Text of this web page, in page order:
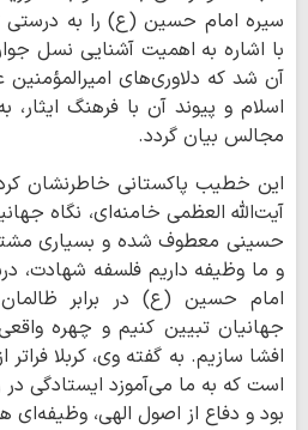
سیره امام حسین (ع) را به
با اشاره به اهمیت آشنایی نسل
آن شد که دلاوری‌های
اسلام و پیوند آن با فرهنگ
مجالس بیان گردد.
این خطیب پاکستانی خاطرنشان
آیت‌الله العظمی خامنه‌ای، نگاه
حسینی معطوف شده و بسیاری
و ما وظیفه داریم فلسفه شهادت،
امام حسین (ع) در برابر
جهانیان تبیین کنیم و چهره
افشا سازیم. به گفته وی، کربلا
است که به ما می‌آموزد ایستادگی
بود و دفاع از اصول الهی،